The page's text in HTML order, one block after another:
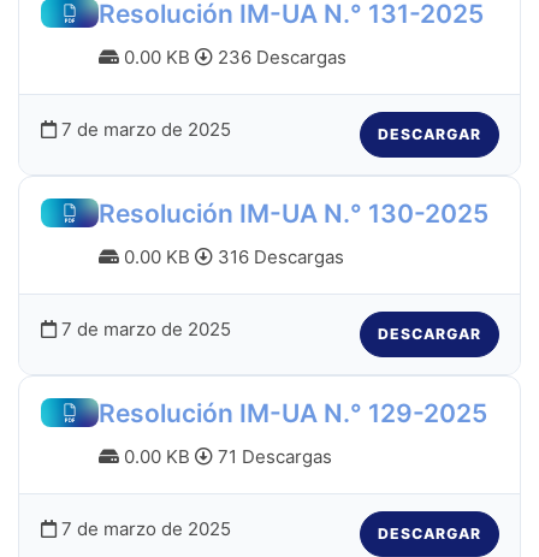
Resolución IM-UA N.° 131-2025
0.00 KB 236 Descargas
7 de marzo de 2025 DESCARGAR
Resolución IM-UA N.° 130-2025
0.00 KB 316 Descargas
7 de marzo de 2025 DESCARGAR
Resolución IM-UA N.° 129-2025
0.00 KB 71 Descargas
7 de marzo de 2025 DESCARGAR